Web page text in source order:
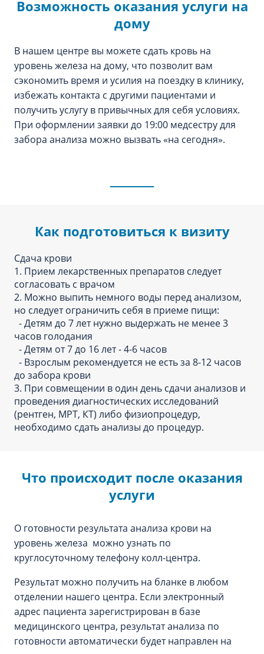
Возможность оказания услуги на
дому
В нашем центре вы можете сдать кровь на
уровень железа на дому, что позволит вам
сэкономить время и усилия на поездку в клинику,
избежать контакта с другими пациентами и
получить услугу в привычных для себя условиях.
При оформлении заявки до 19:00 медсестру для
забора анализа можно вызвать «‎на сегодня».
Как подготовиться к визиту
Сдача крови
1. Прием лекарственных препаратов следует
согласовать с врачом
2. Можно выпить немного воды перед анализом,
но следует ограничить себя в приеме пищи:
- Детям до 7 лет нужно выдержать не менее 3
часов голодания
- Детям от 7 до 16 лет - 4-6 часов
- Взрослым рекомендуется не есть за 8-12 часов
до забора крови
3. При совмещении в один день сдачи анализов и
проведения диагностических исследований
(рентген, МРТ, КТ) либо физиопроцедур,
необходимо сдать анализы до процедур.
Что происходит после оказания
услуги
О готовности результата анализа крови на
уровень железа можно узнать по
круглосуточному телефону колл-центра.
Результат можно получить на бланке в любом
отделении нашего центра. Если электронный
адрес пациента зарегистрирован в базе
медицинского центра, результат анализа по
готовности автоматически будет направлен на